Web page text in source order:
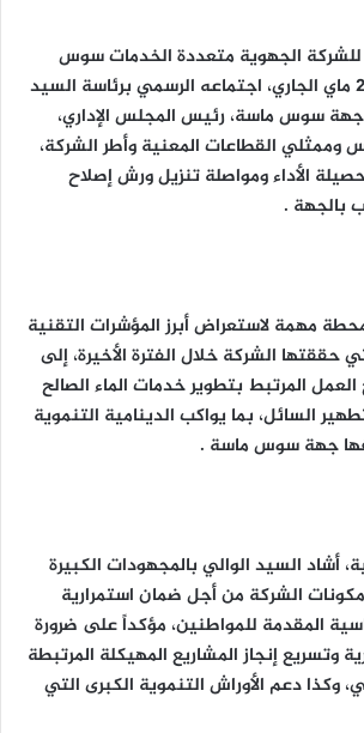
للشركة الجهوية متعددة الخدمات سوس
ماسة، يوم الجمعة 22 ماي الجاري، اجتماعه الرسمي برئاسة السيد
جهة سوس ماسة، رئيس المجلس الإداري،
وممثلي القطاعات المعنية وأطر الشركة،
الأداء ومواصلة تنزيل ورش إصلاح
بالجهة .
مهمة لاستعراض أبرز المؤشرات التقنية
حققتها الشركة خلال الفترة الأخيرة، إلى
المرتبط بتطوير خدمات الماء الصالح
السائل، بما يواكب الدينامية التنموية
جهة سوس ماسة .
أشاد السيد الوالي بالمجهودات الكبيرة
الشركة من أجل ضمان استمرارية
المقدمة للمواطنين، مؤكداً على ضرورة
وتسريع إنجاز المشاريع المهيكلة المرتبطة
وكذا دعم الأوراش التنموية الكبرى التي